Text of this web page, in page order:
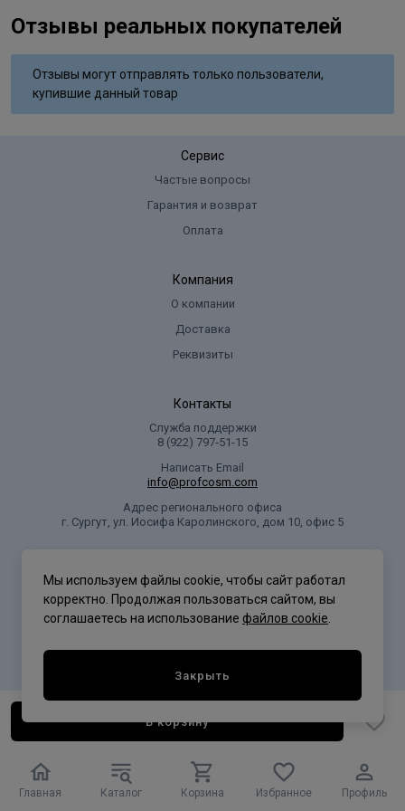
Главная Каталог Корзина Избранное Профиль
В корзину
Отзывы реальных покупателей
Отзывы могут отправлять только пользователи,
купившие данный товар
Сервис
Частые вопросы
Гарантия и возврат
Оплата
Компания
О компании
Доставка
Реквизиты
Контакты
Служба поддержки
8 (922) 797‑51-15
Написать Email
info@profcosm.com
Адрес регионального офиса
г. Сургут, ул. Иосифа Каролинского, дом 10, офис 5
Мы используем файлы cookie, чтобы сайт работал
корректно. Продолжая пользоваться сайтом, вы
соглашаетесь на использование файлов cookie
Закрыть